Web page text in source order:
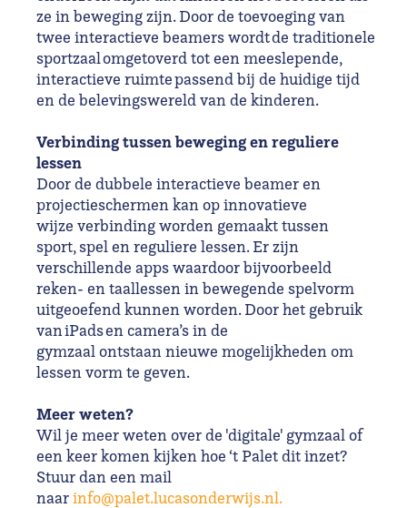
ze in beweging zijn. Door de toevoeging van
twee interactieve beamers wordt de traditionele
sportzaal omgetoverd tot een meeslepende,
interactieve ruimte passend bij de huidige tijd
en de belevingswereld van de kinderen.
Verbinding tussen beweging en reguliere
lessen
Door de dubbele interactieve beamer en
projectieschermen kan op innovatieve
wijze verbinding worden gemaakt tussen
sport, spel en reguliere lessen. Er zijn
verschillende apps waardoor bijvoorbeeld
reken- en taallessen in bewegende spelvorm
uitgeoefend kunnen worden. Door het gebruik
van iPads en camera’s in de
gymzaal ontstaan nieuwe mogelijkheden om
lessen vorm te geven.
Meer weten?
Wil je meer weten over de 'digitale' gymzaal of
een keer komen kijken hoe ‘t Palet dit inzet?
Stuur dan een mail
naarinfo@palet.lucasonderwijs.nl.